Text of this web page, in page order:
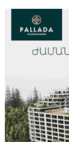
հասցեներում